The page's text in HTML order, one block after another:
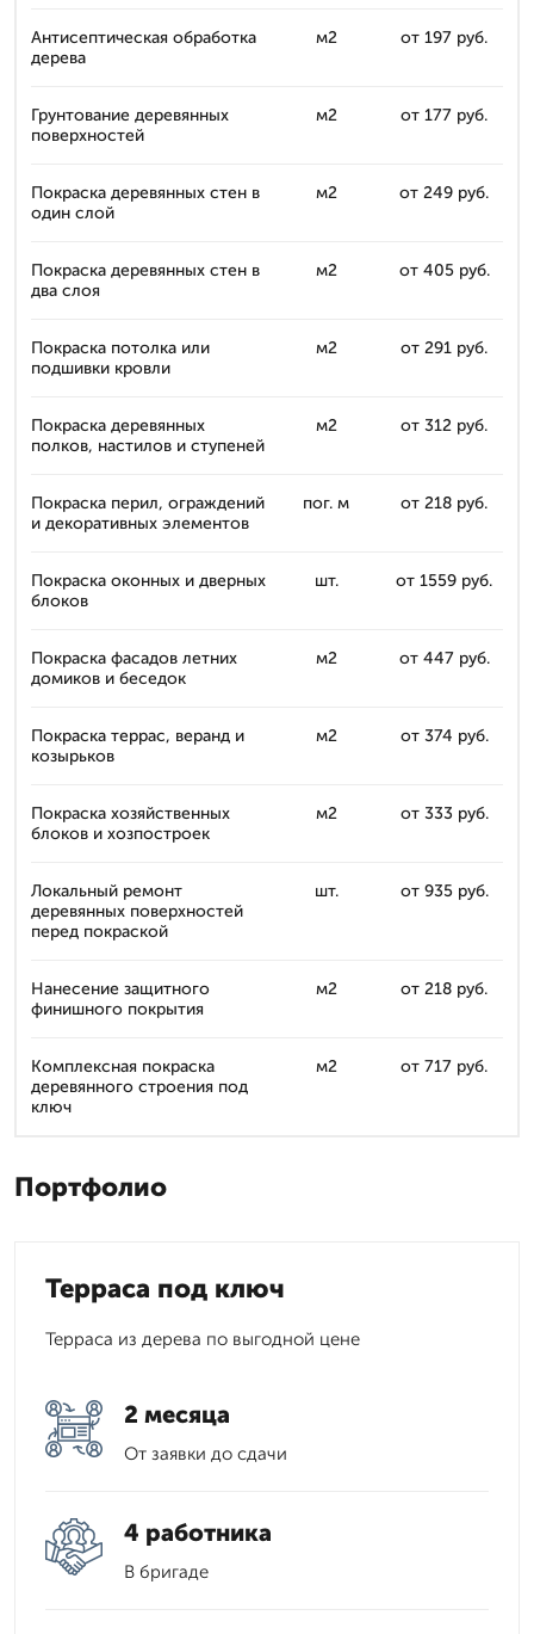
Антисептическая обработка
дерева
м2 от 197 руб.
Грунтование деревянных
поверхностей
м2 от 177 руб.
Покраска деревянных стен в
один слой
м2 от 249 руб.
Покраска деревянных стен в
два слоя
м2 от 405 руб.
Покраска потолка или
подшивки кровли
м2 от 291 руб.
Покраска деревянных
полков, настилов и ступеней
м2 от 312 руб.
Покраска перил, ограждений
и декоративных элементов
пог. м от 218 руб.
Покраска оконных и дверных
блоков
шт. от 1559 руб.
Покраска фасадов летних
домиков и беседок
м2 от 447 руб.
Покраска террас, веранд и
козырьков
м2 от 374 руб.
Покраска хозяйственных
блоков и хозпостроек
м2 от 333 руб.
Локальный ремонт
деревянных поверхностей
перед покраской
шт. от 935 руб.
Нанесение защитного
финишного покрытия
м2 от 218 руб.
Комплексная покраска
деревянного строения под
ключ
м2 от 717 руб.
Портфолио
Терраса под ключ
Терраса из дерева по выгодной цене
2 месяца
От заявки до сдачи
4 работника
В бригаде